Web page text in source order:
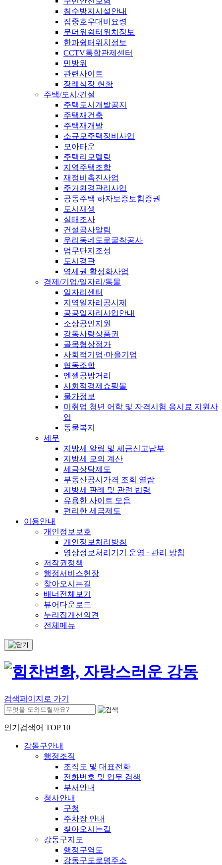
침수방지시설안내
집중호우대비요령
무더위쉼터위치정보
한파쉼터위치정보
CCTV통합관제센터
민방위
관련사이트
장례식장 현황
주택/도시/건설
주택도시개발공지
주택재건축
주택재개발
소규모주택정비사업
모아타운
주택리모델링
지역주택조합
재정비촉진사업
주거환경관리사업
공동주택 하자보증보험증권
도시재생
실태조사
건설공사알림
우리동네도로굴착공사
업무단지조성
도시경관
역세권 활성화사업
경제/기업/일자리/동물
일자리센터
지역일자리공시제
공공일자리사업안내
소상공인지원
강동사랑상품권
골목형상점가
사회적기업·마을기업
협동조합
엔젤공방거리
사회적경제쇼핑몰
물가정보
미취업 청년 어학 및 자격시험 응시료 지원사
업
동물복지
세무
지방세 알림 및 세금신고납부
지방세 모의 계산
세금상담제도
부동산공시가격 조회 열람
지방세 판례 및 관련 법령
유용한 사이트 모음
편리한 세금제도
이용안내
개인정보보호
개인정보처리방침
영상정보처리기기 운영 · 관리 방침
저작권정책
행정서비스헌장
찾아오시는길
배너전체보기
뷰어다운로드
누리집개선의견
전체메뉴
검색페이지로 가기
인기검색어 TOP 10
강동구안내
행정조직
조직도 및 대표전화
전화번호 및 업무 검색
부서안내
청사안내
구청
주차장 안내
찾아오시는길
강동구지도
행정구역도
강동구도로명주소